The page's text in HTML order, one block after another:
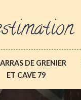
DE GRENIER
ET CAVE 79